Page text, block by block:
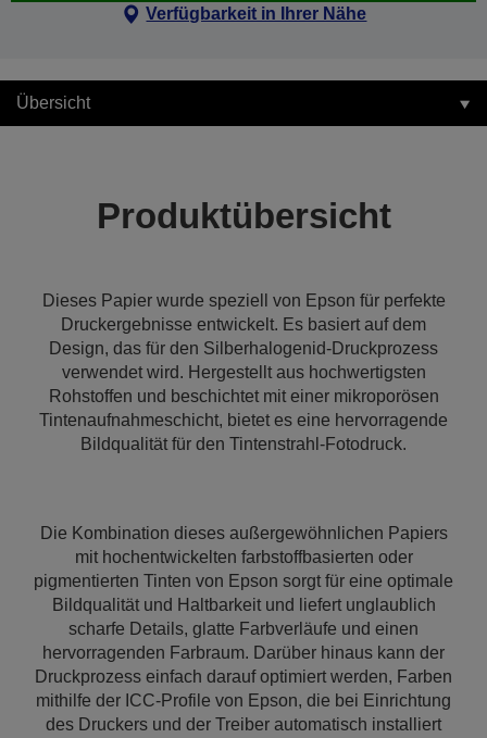
Verfügbarkeit in Ihrer Nähe
Übersicht
Produktübersicht
Dieses Papier wurde speziell von Epson für perfekte
Druckergebnisse entwickelt. Es basiert auf dem
Design, das für den Silberhalogenid-Druckprozess
verwendet wird. Hergestellt aus hochwertigsten
Rohstoffen und beschichtet mit einer mikroporösen
Tintenaufnahmeschicht, bietet es eine hervorragende
Bildqualität für den Tintenstrahl-Fotodruck.
Die Kombination dieses außergewöhnlichen Papiers
mit hochentwickelten farbstoffbasierten oder
pigmentierten Tinten von Epson sorgt für eine optimale
Bildqualität und Haltbarkeit und liefert unglaublich
scharfe Details, glatte Farbverläufe und einen
hervorragenden Farbraum. Darüber hinaus kann der
Druckprozess einfach darauf optimiert werden, Farben
mithilfe der ICC-Profile von Epson, die bei Einrichtung
des Druckers und der Treiber automatisch installiert